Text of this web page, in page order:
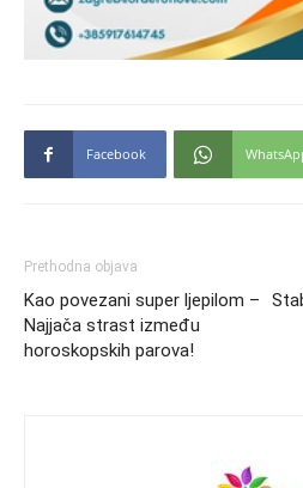
Facebook
Prethodna objava
Kao povezani super ljepilom –
Najjača strast između
horoskopskih parova!